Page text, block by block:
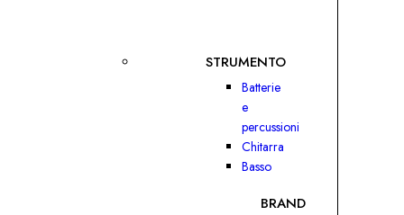
STRUMENTO
Batterie
e
percussioni
Chitarra
Basso
BRAND